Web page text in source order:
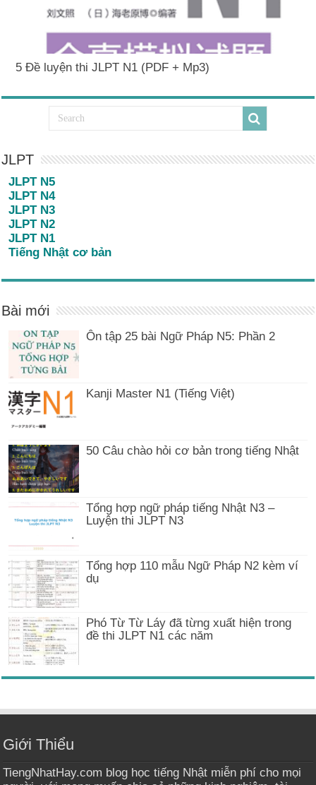
5 Đề luyện thi JLPT N1 (PDF + Mp3)
JLPT
JLPT N5
JLPT N4
JLPT N3
JLPT N2
JLPT N1
Tiếng Nhật cơ bản
Bài mới
Ôn tập 25 bài Ngữ Pháp N5: Phần 2
Kanji Master N1 (Tiếng Việt)
50 Câu chào hỏi cơ bản trong tiếng Nhật
Tổng hợp ngữ pháp tiếng Nhật N3 –
Luyện thi JLPT N3
Tổng hợp 110 mẫu Ngữ Pháp N2 kèm ví
dụ
Phó Từ Từ Láy đã từng xuất hiện trong
đề thi JLPT N1 các năm
Giới Thiểu
TiengNhatHay.com blog học tiếng Nhật miễn phí cho mọi